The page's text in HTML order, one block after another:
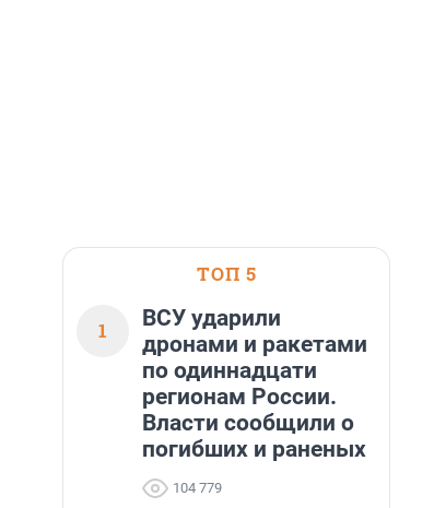
ТОП 5
1
ВСУ ударили
дронами и ракетами
по одиннадцати
регионам России.
Власти сообщили о
погибших и раненых
104 779